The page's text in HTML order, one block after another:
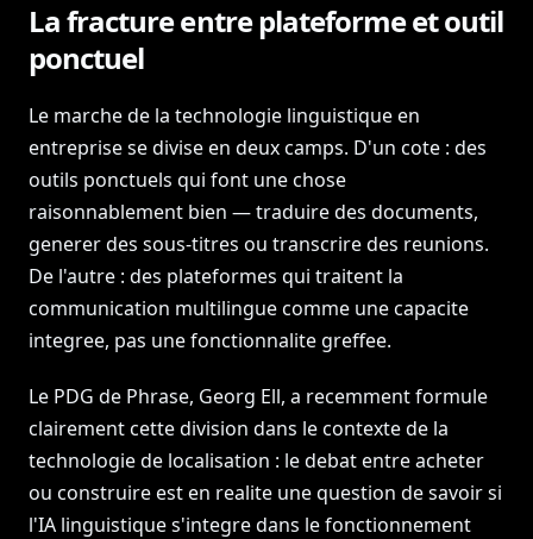
La fracture entre plateforme et outil
ponctuel
Le marche de la technologie linguistique en
entreprise se divise en deux camps. D'un cote : des
outils ponctuels qui font une chose
raisonnablement bien — traduire des documents,
generer des sous-titres ou transcrire des reunions.
De l'autre : des plateformes qui traitent la
communication multilingue comme une capacite
integree, pas une fonctionnalite greffee.
Le PDG de Phrase, Georg Ell, a recemment formule
clairement cette division dans le contexte de la
technologie de localisation : le debat entre acheter
ou construire est en realite une question de savoir si
l'IA linguistique s'integre dans le fonctionnement